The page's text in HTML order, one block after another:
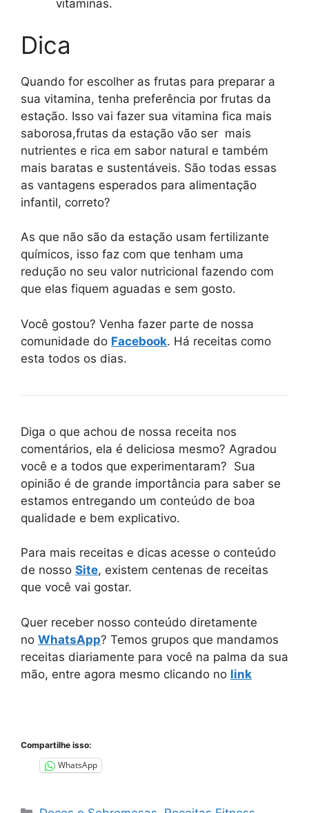
vitaminas.
Dica
Quando for escolher as frutas para preparar a
sua vitamina, tenha preferência por frutas da
estação. Isso vai fazer sua vitamina fica mais
saborosa,frutas da estação vão ser mais
nutrientes e rica em sabor natural e também
mais baratas e sustentáveis. São todas essas
as vantagens esperados para alimentação
infantil, correto?
As que não são da estação usam fertilizante
químicos, isso faz com que tenham uma
redução no seu valor nutricional fazendo com
que elas fiquem aguadas e sem gosto.
Você gostou? Venha fazer parte de nossa
comunidade do Facebook. Há receitas como
esta todos os dias.
Diga o que achou de nossa receita nos
comentários, ela é deliciosa mesmo? Agradou
você e a todos que experimentaram? Sua
opinião é de grande importância para saber se
estamos entregando um conteúdo de boa
qualidade e bem explicativo.
Para mais receitas e dicas acesse o conteúdo
de nosso Site, existem centenas de receitas
que você vai gostar.
Quer receber nosso conteúdo diretamente
no WhatsApp? Temos grupos que mandamos
receitas diariamente para você na palma da sua
mão, entre agora mesmo clicando no link
Compartilhe isso:
WhatsApp
Categorias